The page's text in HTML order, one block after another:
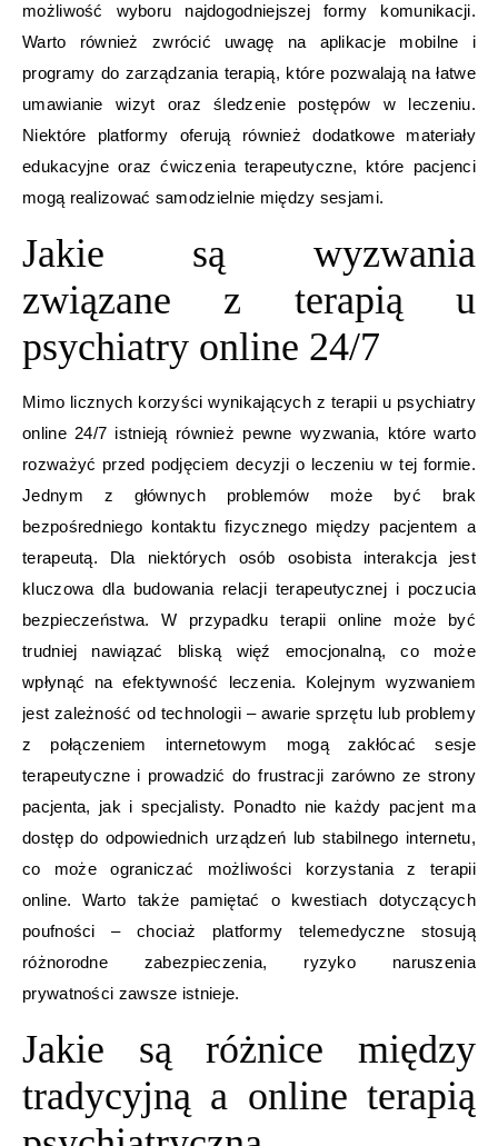
możliwość wyboru najdogodniejszej formy komunikacji.
Warto również zwrócić uwagę na aplikacje mobilne i
programy do zarządzania terapią, które pozwalają na łatwe
umawianie wizyt oraz śledzenie postępów w leczeniu.
Niektóre platformy oferują również dodatkowe materiały
edukacyjne oraz ćwiczenia terapeutyczne, które pacjenci
mogą realizować samodzielnie między sesjami.
Jakie są wyzwania
związane z terapią u
psychiatry online 24/7
Mimo licznych korzyści wynikających z terapii u psychiatry
online 24/7 istnieją również pewne wyzwania, które warto
rozważyć przed podjęciem decyzji o leczeniu w tej formie.
Jednym z głównych problemów może być brak
bezpośredniego kontaktu fizycznego między pacjentem a
terapeutą. Dla niektórych osób osobista interakcja jest
kluczowa dla budowania relacji terapeutycznej i poczucia
bezpieczeństwa. W przypadku terapii online może być
trudniej nawiązać bliską więź emocjonalną, co może
wpłynąć na efektywność leczenia. Kolejnym wyzwaniem
jest zależność od technologii – awarie sprzętu lub problemy
z połączeniem internetowym mogą zakłócać sesje
terapeutyczne i prowadzić do frustracji zarówno ze strony
pacjenta, jak i specjalisty. Ponadto nie każdy pacjent ma
dostęp do odpowiednich urządzeń lub stabilnego internetu,
co może ograniczać możliwości korzystania z terapii
online. Warto także pamiętać o kwestiach dotyczących
poufności – chociaż platformy telemedyczne stosują
różnorodne zabezpieczenia, ryzyko naruszenia
prywatności zawsze istnieje.
Jakie są różnice między
tradycyjną a online terapią